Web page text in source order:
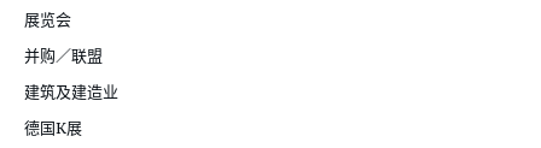
展览会
并购／联盟
建筑及建造业
德国K展